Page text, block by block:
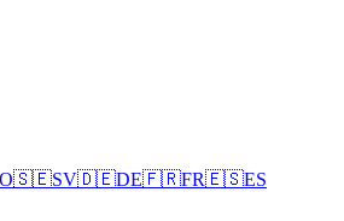
🇸🇪SV🇩🇪DE🇫🇷FR🇪🇸ES